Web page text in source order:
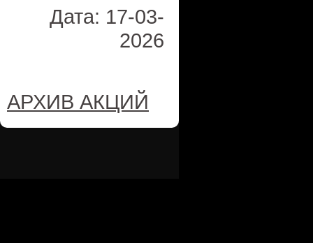
Дата: 17-03-
2026
АРХИВ АКЦИЙ